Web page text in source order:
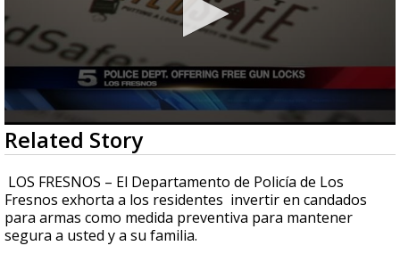
0
seconds
of
30
seconds
Related Story
LOS FRESNOS – El Departamento de Policía de Los
Fresnos exhorta a los residentes invertir en candados
para armas como medida preventiva para mantener
segura a usted y a su familia.